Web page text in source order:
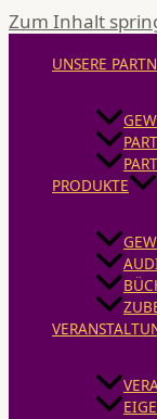
Zum Inhalt
UNSERE
PRODUKTE